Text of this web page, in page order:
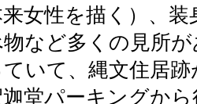
女性を描く）、
など多くの見所
ていて、縄文住居
堂パーキングか